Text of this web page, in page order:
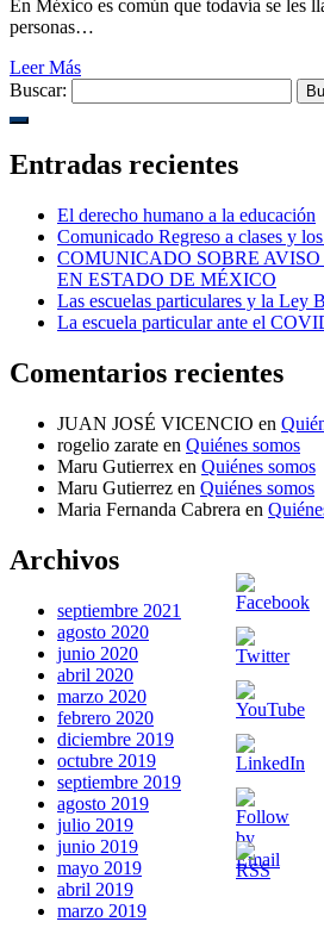
En México es común que todavía se les
personas…
Leer Más
Buscar:
Entradas recientes
El derecho humano a la educación
Comunicado Regreso a clases y
COMUNICADO SOBRE
EN ESTADO DE MÉXICO
Las escuelas particulares y la Ley
La escuela particular ante el
Comentarios recientes
JUAN JOSÉ VICENCIO en
rogelio zarate en Quiénes somos
Maru Gutierrex en Quiénes somos
Maru Gutierrez en Quiénes somos
Maria Fernanda Cabrera en
Archivos
septiembre 2021
agosto 2020
junio 2020
abril 2020
marzo 2020
febrero 2020
diciembre 2019
octubre 2019
septiembre 2019
agosto 2019
julio 2019
junio 2019
mayo 2019
abril 2019
marzo 2019